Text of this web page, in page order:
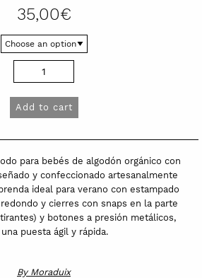
35,00€
Add to cart
para bebés de algodón orgánico con
y confeccionado artesanalmente
ideal para verano con estampado
y cierres con snaps en la parte
y botones a presión metálicos,
una puesta ágil y rápida.
By Moraduix